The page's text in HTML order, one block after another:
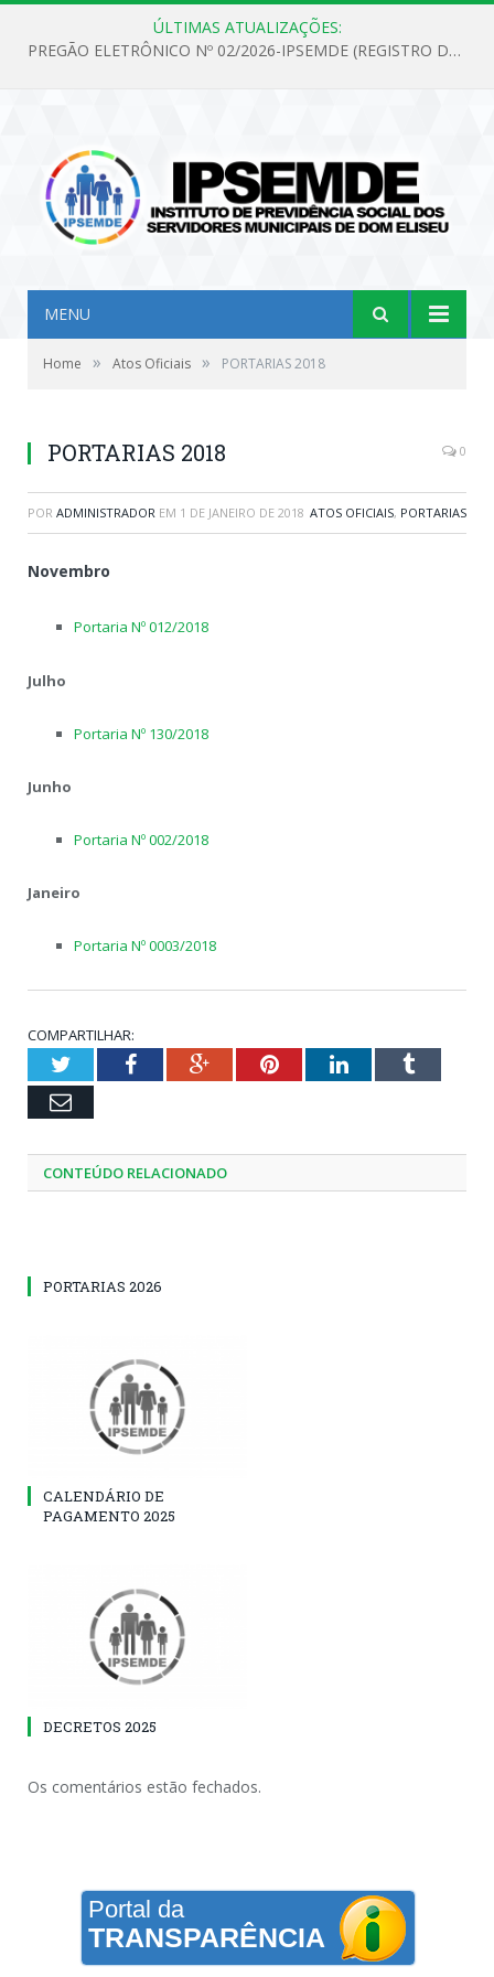
ÚLTIMAS ATUALIZAÇÕES:
PREGÃO ELETRÔNICO Nº 02/2026-IPSEMDE (REGISTRO DE PREÇOS PARA FUTURA E EVENTUAL AQUISIÇÃO DE MATERIAL DE LIMPEZA E GÊNEROS ALIMENTÍCIOS PARA ATENDER AS NECESSIDADES DO INSTITUTO DE PREVIDÊNCIA SOCIAL DOS SERVIDORES MUNICIPAIS DE DOM ELISEU.)
MENU
Home » Atos Oficiais » PORTARIAS 2018
PORTARIAS 2018 0
POR ADMINISTRADOR EM 1 DE JANEIRO DE 2018 ATOS OFICIAIS, PORTARIAS
Novembro
Portaria Nº 012/2018
Julho
Portaria Nº 130/2018
Junho
Portaria Nº 002/2018
Janeiro
Portaria Nº 0003/2018
COMPARTILHAR:
TwitterFacebookGoogle+PinterestLinkedInTumblr
Email
CONTEÚDO RELACIONADO
PORTARIAS 2026
CALENDÁRIO DE
PAGAMENTO 2025
DECRETOS 2025
Os comentários estão fechados.
Portal da
TRANSPARÊNCIA